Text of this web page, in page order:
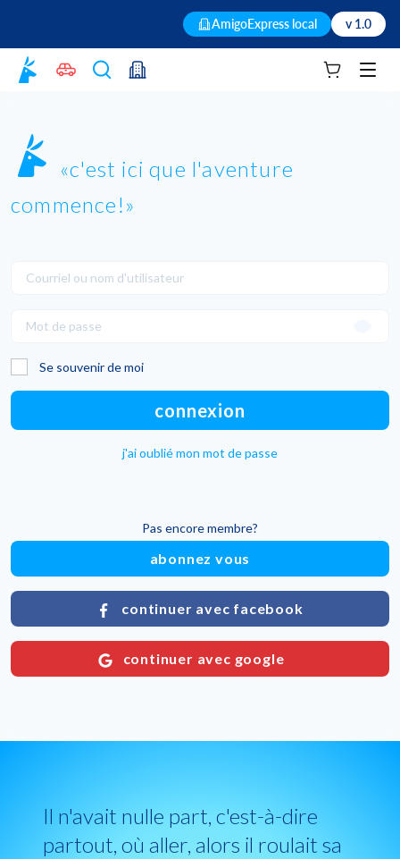
AmigoExpress local v 1.0
Votre panier
c'est ici que l'aventure
commence!
Se souvenir de moi
connexion
j'ai oublié mon mot de passe
Pas encore membre?
abonnez vous
continuer avec facebook
continuer avec google
Il n'avait nulle part, c'est-à-dire
partout, où aller, alors il roulait sa